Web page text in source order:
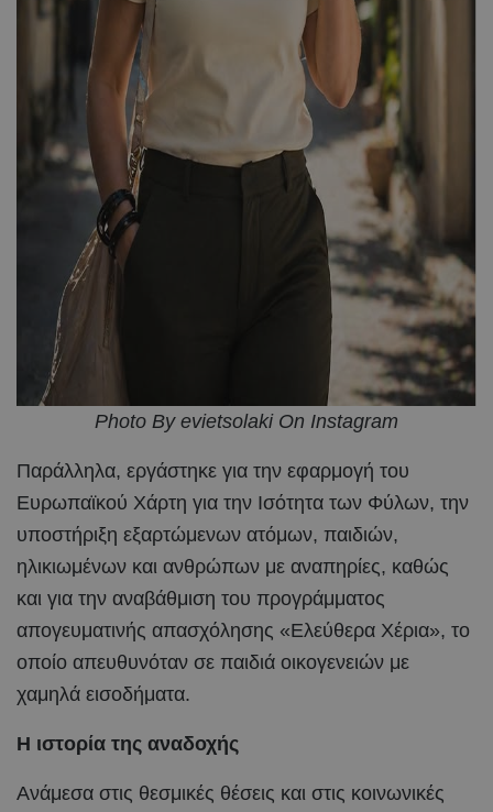
Photo By evietsolaki On Instagram
Παράλληλα, εργάστηκε για την εφαρμογή του
Ευρωπαϊκού Χάρτη για την Ισότητα των Φύλων, την
υποστήριξη εξαρτώμενων ατόμων, παιδιών,
ηλικιωμένων και ανθρώπων με αναπηρίες, καθώς
και για την αναβάθμιση του προγράμματος
απογευματινής απασχόλησης «Ελεύθερα Χέρια», το
οποίο απευθυνόταν σε παιδιά οικογενειών με
χαμηλά εισοδήματα.
Η ιστορία της αναδοχής
Ανάμεσα στις θεσμικές θέσεις και στις κοινωνικές